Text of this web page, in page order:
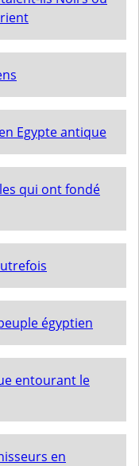
Egypte antique
qui ont fondé
égyptien
entourant le
en